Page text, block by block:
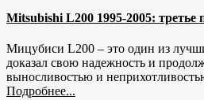
Mitsubishi L200 1995-2005: третье
Мицубиси L200 – это один из
доказал свою надежность и
выносливостью и
Подробнее...